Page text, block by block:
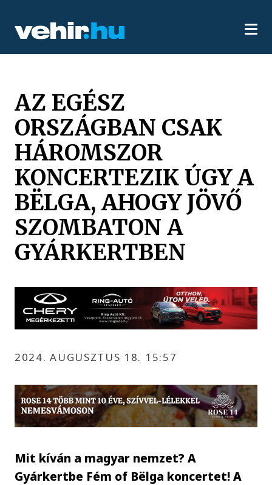
AZ EGÉSZ
ORSZÁGBAN CSAK
HÁROMSZOR
KONCERTEZIK ÚGY A
BËLGA, AHOGY JÖVŐ
SZOMBATON A
GYÁRKERTBEN
2024. AUGUSZTUS 18. 15:57
Mit kíván a magyar nemzet? A
Gyárkertbe Fém of Bëlga koncertet! A